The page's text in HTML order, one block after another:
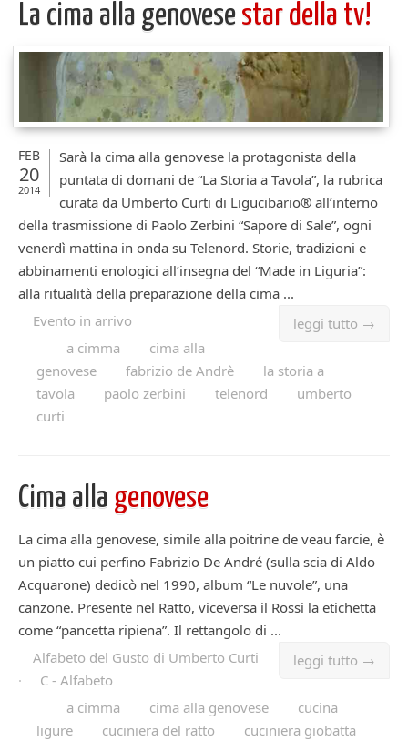
La cima alla genovese star della tv!
FEB
20
2014
Sarà la cima alla genovese la protagonista della
puntata di domani de “La Storia a Tavola”, la rubrica
curata da Umberto Curti di Ligucibario® all’interno
della trasmissione di Paolo Zerbini “Sapore di Sale”, ogni
venerdì mattina in onda su Telenord. Storie, tradizioni e
abbinamenti enologici all’insegna del “Made in Liguria”:
alla ritualità della preparazione della cima ...
leggi tutto →
Evento in arrivo
a cimma
cima alla
genovese
fabrizio de Andrè
la storia a
tavola
paolo zerbini telenord
umberto
curti
Cima alla genovese
La cima alla genovese, simile alla poitrine de veau farcie, è
un piatto cui perfino Fabrizio De André (sulla scia di Aldo
Acquarone) dedicò nel 1990, album “Le nuvole”, una
canzone. Presente nel Ratto, viceversa il Rossi la etichetta
come “pancetta ripiena”. Il rettangolo di ...
leggi tutto →
Alfabeto del Gusto di Umberto Curti
·
C - Alfabeto
a cimma
cima alla genovese
cucina
ligure
cuciniera del ratto
cuciniera giobatta